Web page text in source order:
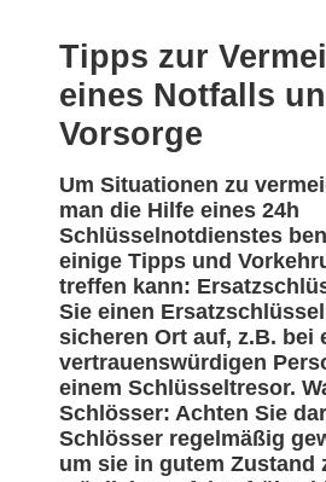
Tipps zur
eines Notfalls
Vorsorge
Um Situationen zu
man die Hilfe eines 24h
Schlüsselnotdienstes
einige Tipps und
treffen kann:
Sie einen
sicheren Ort auf, z.B. bei
vertrauenswürdigen
einem Schlüsseltresor.
Schlösser: Achten Sie
Schlösser regelmäßig
um sie in gutem Zustand